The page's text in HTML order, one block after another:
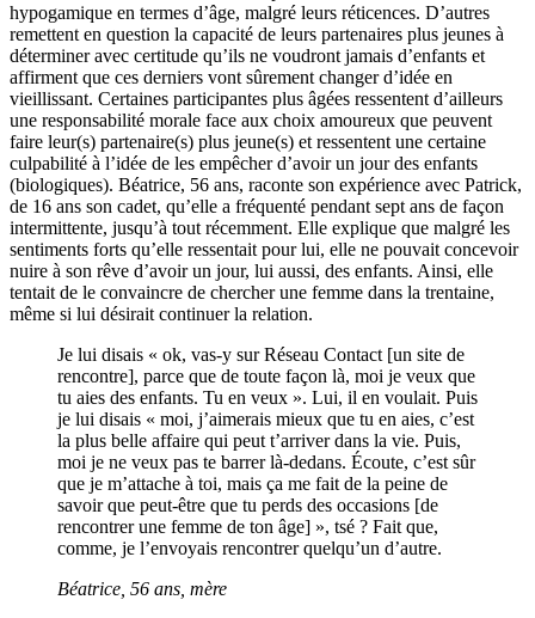
hypogamique en termes d’âge, malgré leurs réticences. D’autres
remettent en question la capacité de leurs partenaires plus jeunes à
déterminer avec certitude qu’ils ne voudront jamais d’enfants et
affirment que ces derniers vont sûrement changer d’idée en
vieillissant. Certaines participantes plus âgées ressentent d’ailleurs
une responsabilité morale face aux choix amoureux que peuvent
faire leur(s) partenaire(s) plus jeune(s) et ressentent une certaine
culpabilité à l’idée de les empêcher d’avoir un jour des enfants
(biologiques). Béatrice, 56 ans, raconte son expérience avec Patrick,
de 16 ans son cadet, qu’elle a fréquenté pendant sept ans de façon
intermittente, jusqu’à tout récemment. Elle explique que malgré les
sentiments forts qu’elle ressentait pour lui, elle ne pouvait concevoir
nuire à son rêve d’avoir un jour, lui aussi, des enfants. Ainsi, elle
tentait de le convaincre de chercher une femme dans la trentaine,
même si lui désirait continuer la relation.
Je lui disais « ok, vas-y sur Réseau Contact [un site de
rencontre], parce que de toute façon là, moi je veux que
tu aies des enfants. Tu en veux ». Lui, il en voulait. Puis
je lui disais « moi, j’aimerais mieux que tu en aies, c’est
la plus belle affaire qui peut t’arriver dans la vie. Puis,
moi je ne veux pas te barrer là-dedans. Écoute, c’est sûr
que je m’attache à toi, mais ça me fait de la peine de
savoir que peut-être que tu perds des occasions [de
rencontrer une femme de ton âge] », tsé ? Fait que,
comme, je l’envoyais rencontrer quelqu’un d’autre.
Béatrice, 56 ans, mère